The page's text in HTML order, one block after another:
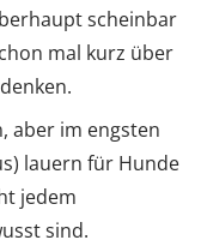
scheinbar
mal kurz über
aber im engsten
lauern für Hunde
jedem
sind.